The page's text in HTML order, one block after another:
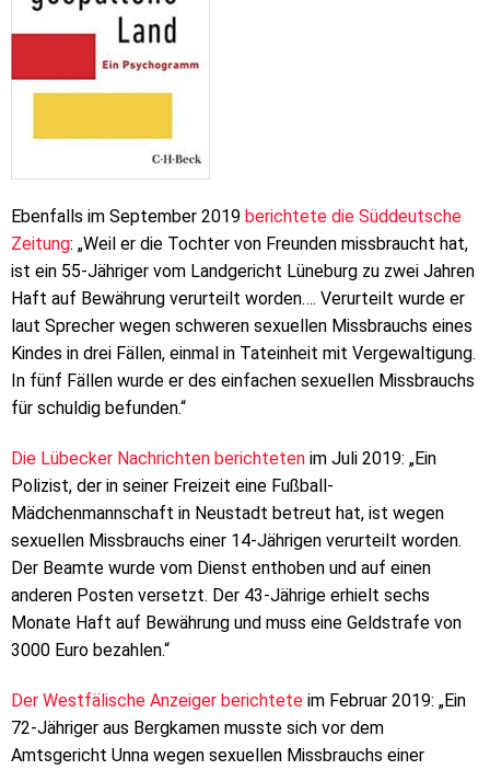
Ebenfalls im September 2019 berichtete die Süddeutsche
Zeitung: „Weil er die Tochter von Freunden missbraucht hat,
ist ein 55-Jähriger vom Landgericht Lüneburg zu zwei Jahren
Haft auf Bewährung verurteilt worden…. Verurteilt wurde er
laut Sprecher wegen schweren sexuellen Missbrauchs eines
Kindes in drei Fällen, einmal in Tateinheit mit Vergewaltigung.
In fünf Fällen wurde er des einfachen sexuellen Missbrauchs
für schuldig befunden.“
Die Lübecker Nachrichten berichteten im Juli 2019: „Ein
Polizist, der in seiner Freizeit eine Fußball-
Mädchenmannschaft in Neustadt betreut hat, ist wegen
sexuellen Missbrauchs einer 14-Jährigen verurteilt worden.
Der Beamte wurde vom Dienst enthoben und auf einen
anderen Posten versetzt. Der 43-Jährige erhielt sechs
Monate Haft auf Bewährung und muss eine Geldstrafe von
3000 Euro bezahlen.“
Der Westfälische Anzeiger berichtete im Februar 2019: „Ein
72-Jähriger aus Bergkamen musste sich vor dem
Amtsgericht Unna wegen sexuellen Missbrauchs einer